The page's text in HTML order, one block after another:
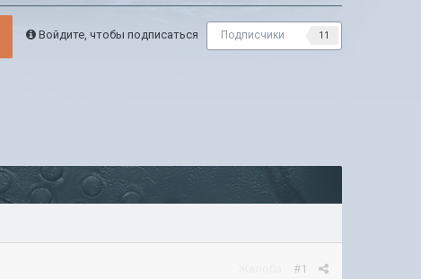
Войдите, чтобы подписаться Подписчики 11
#1